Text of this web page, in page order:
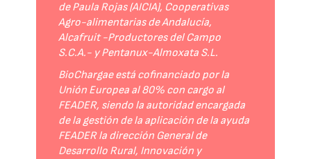
de Paula Rojas (AICIA), Cooperativas
Agro-alimentarias de Andalucía,
Alcafruit -Productores del Campo
S.C.A.- y Pentanux-Almoxata S.L.
BioChargae está cofinanciado por la
Unión Europea al 80% con cargo al
FEADER, siendo la autoridad encargada
de la gestión de la aplicación de la ayuda
FEADER la dirección General de
Desarrollo Rural, Innovación y